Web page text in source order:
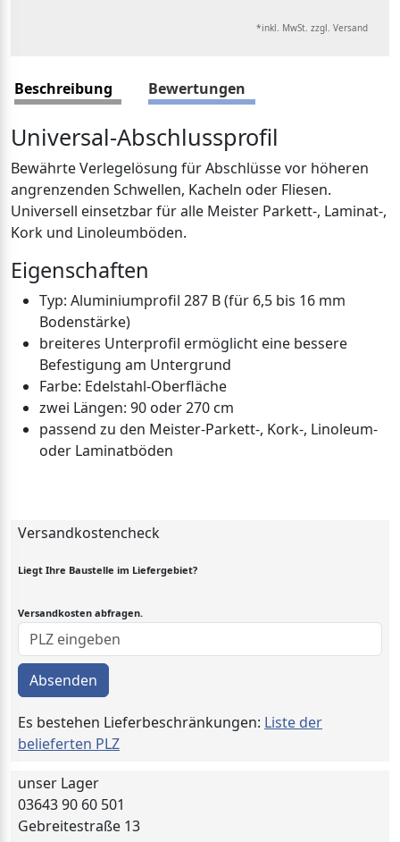
*inkl. MwSt. zzgl. Versand
Beschreibung Bewertungen
Universal-Abschlussprofil
Bewährte Verlegelösung für Abschlüsse vor höheren
angrenzenden Schwellen, Kacheln oder Fliesen.
Universell einsetzbar für alle Meister Parkett-, Laminat-,
Kork und Linoleumböden.
Eigenschaften
Typ: Aluminiumprofil 287 B (für 6,5 bis 16 mm
Bodenstärke)
breiteres Unterprofil ermöglicht eine bessere
Befestigung am Untergrund
Farbe: Edelstahl-Oberfläche
zwei Längen: 90 oder 270 cm
passend zu den Meister-Parkett-, Kork-, Linoleum-
oder Laminatböden
Versandkostencheck
Liegt Ihre Baustelle im Liefergebiet?
Versandkosten abfragen.
Absenden
Es bestehen Lieferbeschränkungen: Liste der
belieferten PLZ
unser Lager
03643 90 60 501
Gebreitestraße 13